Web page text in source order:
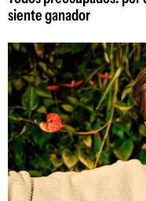
siente ganador